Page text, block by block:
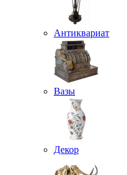
Антиквариат
Вазы
Декор